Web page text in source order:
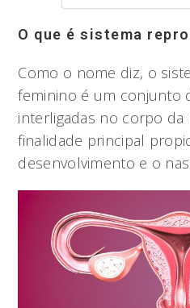
O que é sistema
Como o nome diz, o
feminino é um conjunto
interligadas no corpo
finalidade principal
desenvolvimento e o